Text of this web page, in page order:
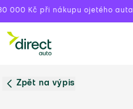
000 Kč při nákupu ojetého auta
Zpět na výpis